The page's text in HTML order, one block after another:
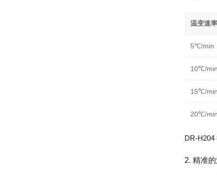
温变速
5℃/min
10℃/
15℃/
20℃/
DR-
2. 精准